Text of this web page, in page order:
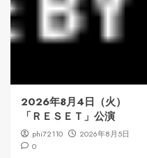
2026年8月4日（火）
「ＲＥＳＥＴ」公演
phi72110
2026年8月5日
0